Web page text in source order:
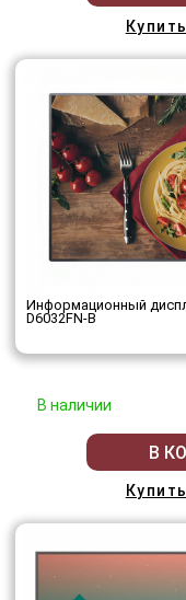
Информационный
D6032FN-B
В наличии
В